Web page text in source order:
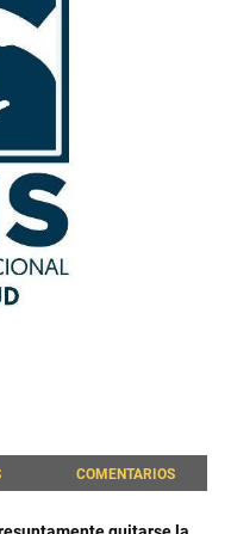
COMENTARIOS